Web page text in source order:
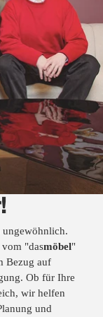
vom "dasmöbel"
Bezug auf
Ob für Ihre
wir helfen
und